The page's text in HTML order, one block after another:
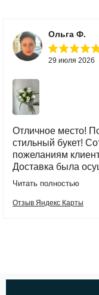
Ольга Ф.
29 июля 2026
Отличное место!
стильный букет!
пожеланиям
Доставка была
красиво упакован
Читать полностью
Отзыв Яндекс Карты